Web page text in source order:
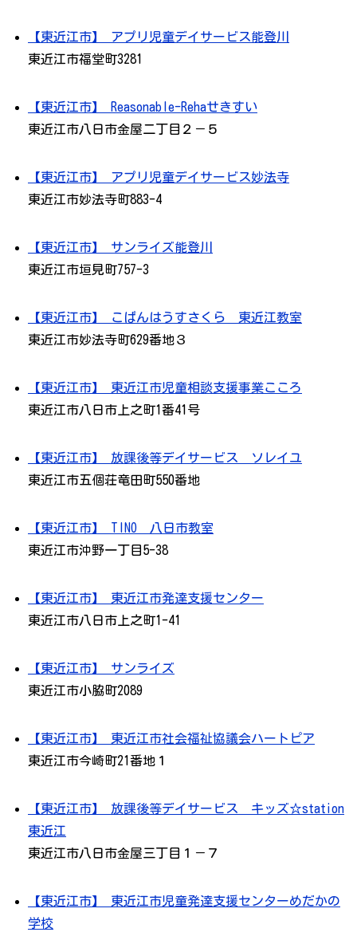
【東近江市】 アプリ児童デイサービス能登川
東近江市福堂町3281
【東近江市】 Reasonable-Rehaせきすい
東近江市八日市金屋二丁目２－５
【東近江市】 アプリ児童デイサービス妙法寺
東近江市妙法寺町883-4
【東近江市】 サンライズ能登川
東近江市垣見町757-3
【東近江市】 こぱんはうすさくら 東近江教室
東近江市妙法寺町629番地３
【東近江市】 東近江市児童相談支援事業こころ
東近江市八日市上之町1番41号
【東近江市】 放課後等デイサービス ソレイユ
東近江市五個荘竜田町550番地
【東近江市】 TINO 八日市教室
東近江市沖野一丁目5-38
【東近江市】 東近江市発達支援センター
東近江市八日市上之町1-41
【東近江市】 サンライズ
東近江市小脇町2089
【東近江市】 東近江市社会福祉協議会ハートピア
東近江市今崎町21番地１
【東近江市】 放課後等デイサービス キッズ☆station
東近江
東近江市八日市金屋三丁目１－７
【東近江市】 東近江市児童発達支援センターめだかの
学校